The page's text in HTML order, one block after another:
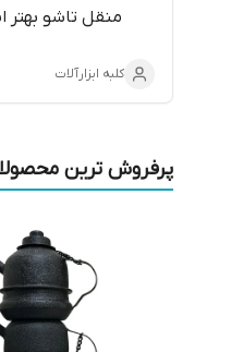
منقل تاشو بهتر
کلبه ابزارآلات
پرفروش ترین